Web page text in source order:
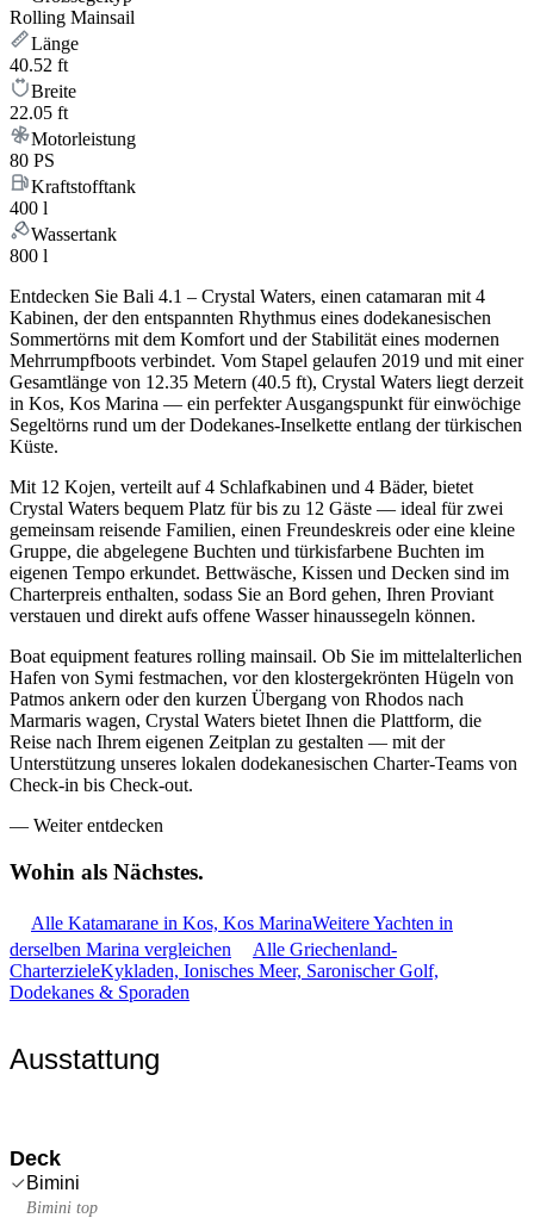
Rolling Mainsail
Länge
40.52 ft
Breite
22.05 ft
Motorleistung
80 PS
Kraftstofftank
400 l
Wassertank
800 l
Entdecken Sie Bali 4.1 – Crystal Waters, einen catamaran mit 4
Kabinen, der den entspannten Rhythmus eines dodekanesischen
Sommertörns mit dem Komfort und der Stabilität eines modernen
Mehrrumpfboots verbindet. Vom Stapel gelaufen 2019 und mit einer
Gesamtlänge von 12.35 Metern (40.5 ft), Crystal Waters liegt derzeit
in Kos, Kos Marina — ein perfekter Ausgangspunkt für einwöchige
Segeltörns rund um der Dodekanes-Inselkette entlang der türkischen
Küste.
Mit 12 Kojen, verteilt auf 4 Schlafkabinen und 4 Bäder, bietet
Crystal Waters bequem Platz für bis zu 12 Gäste — ideal für zwei
gemeinsam reisende Familien, einen Freundeskreis oder eine kleine
Gruppe, die abgelegene Buchten und türkisfarbene Buchten im
eigenen Tempo erkundet. Bettwäsche, Kissen und Decken sind im
Charterpreis enthalten, sodass Sie an Bord gehen, Ihren Proviant
verstauen und direkt aufs offene Wasser hinaussegeln können.
Boat equipment features rolling mainsail. Ob Sie im mittelalterlichen
Hafen von Symi festmachen, vor den klostergekrönten Hügeln von
Patmos ankern oder den kurzen Übergang von Rhodos nach
Marmaris wagen, Crystal Waters bietet Ihnen die Plattform, die
Reise nach Ihrem eigenen Zeitplan zu gestalten — mit der
Unterstützung unseres lokalen dodekanesischen Charter-Teams von
Check-in bis Check-out.
— Weiter entdecken
Wohin als Nächstes.
Alle Katamarane in Kos, Kos MarinaWeitere Yachten in
derselben Marina vergleichen
Alle Griechenland-
CharterzieleKykladen, Ionisches Meer, Saronischer Golf,
Dodekanes & Sporaden
Ausstattung
Deck
Bimini
Bimini top